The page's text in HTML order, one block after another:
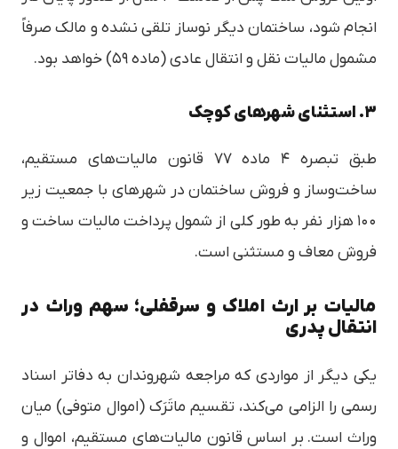
انجام شود، ساختمان دیگر نوساز تلقی نشده و مالک صرفاً
مشمول مالیات نقل و انتقال عادی (ماده ۵۹) خواهد بود.
۳. استثنای شهرهای کوچک
طبق تبصره ۴ ماده ۷۷ قانون مالیات‌های مستقیم،
ساخت‌وساز و فروش ساختمان در شهرهای با جمعیت زیر
۱۰۰ هزار نفر به طور کلی از شمول پرداخت مالیات ساخت و
فروش معاف و مستثنی است.
مالیات بر ارث املاک و سرقفلی؛ سهم وراث در
انتقال پدری
یکی دیگر از مواردی که مراجعه شهروندان به دفاتر اسناد
رسمی را الزامی می‌کند، تقسیم ماتَرَک (اموال متوفی) میان
وراث است. بر اساس قانون مالیات‌های مستقیم، اموال و